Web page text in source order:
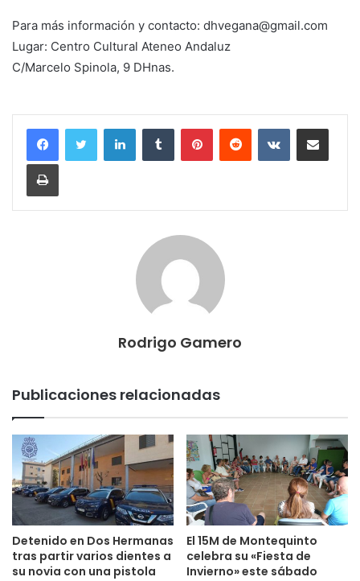
Para más información y contacto: dhvegana@gmail.com
Lugar: Centro Cultural Ateneo Andaluz
C/Marcelo Spinola, 9 DHnas.
Rodrigo Gamero
Publicaciones relacionadas
Detenido en Dos Hermanas
tras partir varios dientes a
su novia con una pistola
El 15M de Montequinto
celebra su «Fiesta de
Invierno» este sábado